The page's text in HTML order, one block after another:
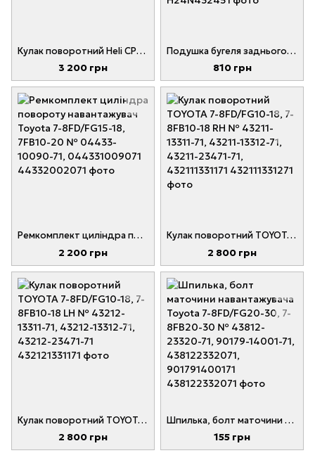
Кулак поворотний Heli CPCD10-18, CPD10-18 LH № H12C4-30401, A10C4-10401L, H12C430401, A10C410401L
3 200 грн
Подушка бугеля заднього моста навантажувача Heli CPCD10-35 № H24N4-32451, H24N4-32451-G00, R960-220001-000
810 грн
Ремкомплект циліндра повороту навантажувач Toyota 7-8FD/FG15-18, 7FB10-20 № 04433-10090-71, 044331009071
2 200 грн
Кулак поворотний TOYOTA 7-8FD/FG10-18, 7-8FB10-18 RH № 43211-13311-71, 43211-13312-71, 43211-23471-71, 432111331171
2 800 грн
Кулак поворотний TOYOTA 7-8FD/FG10-18, 7-8FB10-18 LH № 43212-13311-71, 43212-13312-71, 43212-23471-71
2 800 грн
Шпилька, болт маточини навантажувача Toyota 7-8FD/FG20-30, 7-8FB20-30 № 43812-23320-71, 90179-14001-71, 438122332071, 901791400171
155 грн